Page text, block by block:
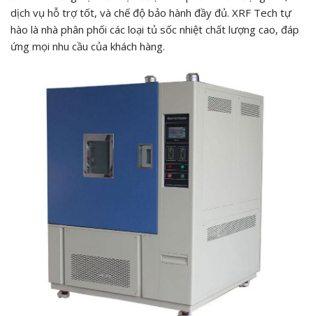
dịch vụ hỗ trợ tốt, và chế độ bảo hành đầy đủ. XRF Tech tự
hào là nhà phân phối các loại tủ sốc nhiệt chất lượng cao, đáp
ứng mọi nhu cầu của khách hàng.